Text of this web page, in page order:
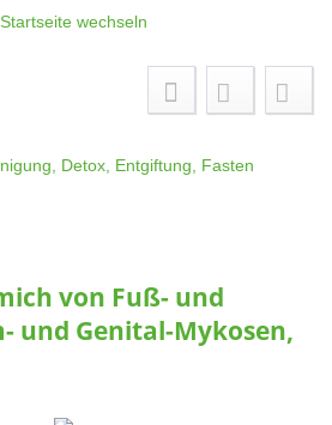
Detox, Entgiftung, Fasten
von Fuß- und
und Genital-Mykosen,